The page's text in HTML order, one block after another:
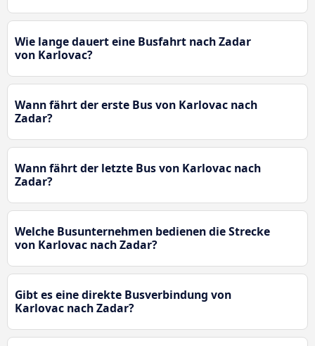
Wie lange dauert eine Busfahrt nach Zadar
von Karlovac?
Wann fährt der erste Bus von Karlovac nach
Zadar?
Wann fährt der letzte Bus von Karlovac nach
Zadar?
Welche Busunternehmen bedienen die Strecke
von Karlovac nach Zadar?
Gibt es eine direkte Busverbindung von
Karlovac nach Zadar?